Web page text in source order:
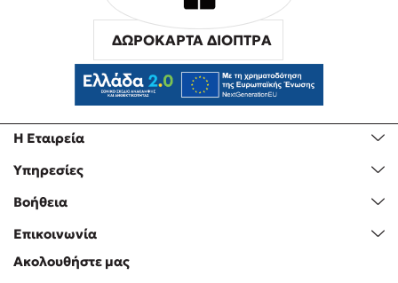
Η Εταιρεία
Υπηρεσίες
Βοήθεια
Επικοινωνία
ΔΩΡΟΚΑΡΤΑ ΔΙΟΠΤΡΑ
Ακολουθήστε μας